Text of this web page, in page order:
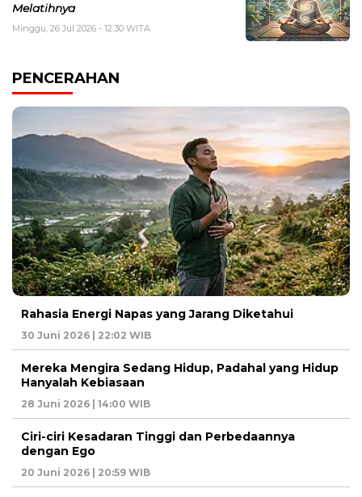
Melatihnya
Minggu, 26 Jul 2026 - 12:30 WITA
PENCERAHAN
Rahasia Energi Napas yang Jarang Diketahui
30 Juni 2026 | 22:02 WIB
Mereka Mengira Sedang Hidup, Padahal yang Hidup
Hanyalah Kebiasaan
28 Juni 2026 | 14:00 WIB
Ciri-ciri Kesadaran Tinggi dan Perbedaannya
dengan Ego
20 Juni 2026 | 20:59 WIB